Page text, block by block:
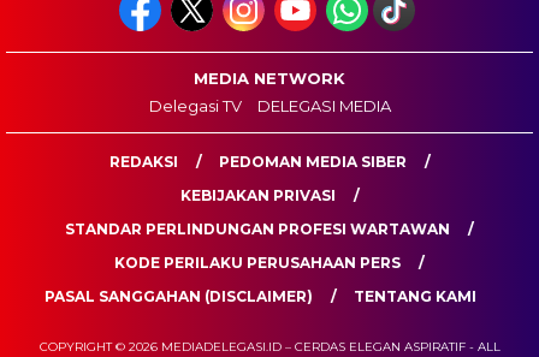
MEDIA NETWORK
Delegasi TV
DELEGASI MEDIA
REDAKSI
PEDOMAN MEDIA SIBER
KEBIJAKAN PRIVASI
STANDAR PERLINDUNGAN PROFESI WARTAWAN
KODE PERILAKU PERUSAHAAN PERS
PASAL SANGGAHAN (DISCLAIMER)
TENTANG KAMI
COPYRIGHT © 2026 MEDIADELEGASI.ID – CERDAS ELEGAN ASPIRATIF - ALL